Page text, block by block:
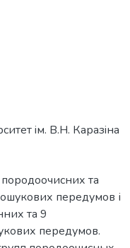
iм. В.Н. Каразiна
та
передумов і
та 9
передумов.